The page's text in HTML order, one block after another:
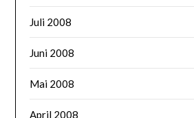
Juli 2008
Juni 2008
Mai 2008
April 2008